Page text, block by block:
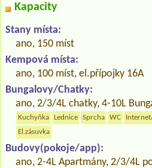
Kapacity
Stany místa:
ano, 150 míst
Kempová místa:
ano, 100 míst, el.přípojky 16A
Bungalovy/Chatky:
ano, 2/3/4L chatky, 4-10L
Kuchyňka Lednice Sprcha WC
El.zásuvka
Budovy(pokoje/app):
ano, 2-4L Apartmány, 2/3/4L